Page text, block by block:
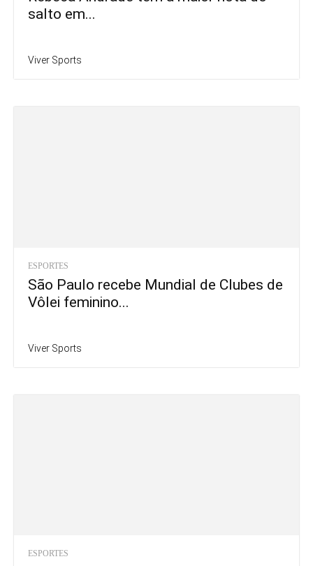
salto em...
Viver Sports
ESPORTES
São Paulo recebe Mundial de Clubes de
Vôlei feminino...
Viver Sports
ESPORTES